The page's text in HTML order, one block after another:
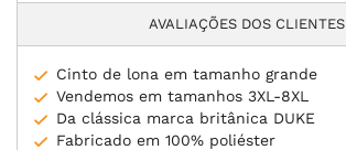
AVALIAÇÕES DOS CLIENTES
Cinto de lona em tamanho grande
Vendemos em tamanhos 3XL-8XL
Da clássica marca britânica DUKE
Fabricado em 100% poliéster